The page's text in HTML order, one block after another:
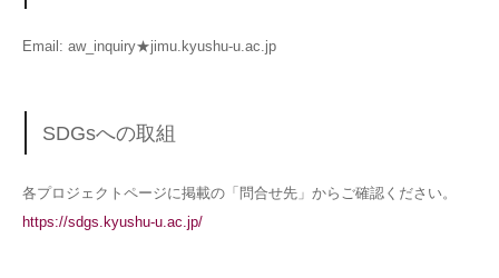
Email: aw_inquiry★jimu.kyushu-u.ac.jp
SDGsへの取組
各プロジェクトページに掲載の「問合せ先」からご確認ください。
https://sdgs.kyushu-u.ac.jp/